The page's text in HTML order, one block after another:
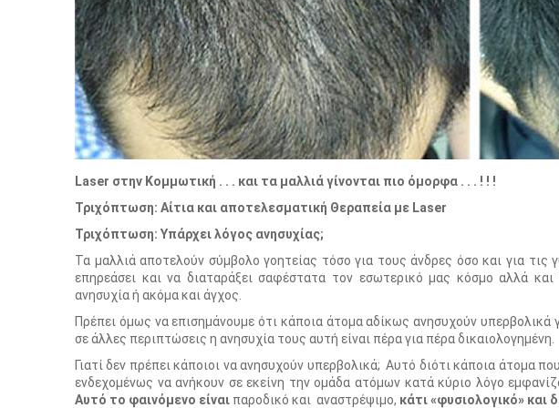
Laser στην Κομμωτική . . . και τα μαλλιά γίνονται πιο όμορφα . . . ! ! !
Τριχόπτωση: Αίτια και αποτελεσματική Θεραπεία με Laser
Τριχόπτωση: Υπάρχει λόγος ανησυχίας;
Τα μαλλιά αποτελούν σύμβολο γοητείας τόσο για τους άνδρες όσο και για
επηρεάσει και να διαταράξει σαφέστατα τον εσωτερικό μας κόσμο αλλά
ανησυχία ή ακόμα και άγχος.
Πρέπει όμως να επισημάνουμε ότι κάποια άτομα αδίκως ανησυχούν
σε άλλες περιπτώσεις η ανησυχία τους αυτή είναι πέρα για πέρα δικαιολογημένη.
Γιατί δεν πρέπει κάποιοι να ανησυχούν υπερβολικά; Αυτό διότι κάποια άτομα
ενδεχομένως να ανήκουν σε εκείνη την ομάδα ατόμων κατά κύριο λόγο
Αυτό το φαινόμενο είναι παροδικό και αναστρέψιμο, κάτι «φυσιολογικό» και